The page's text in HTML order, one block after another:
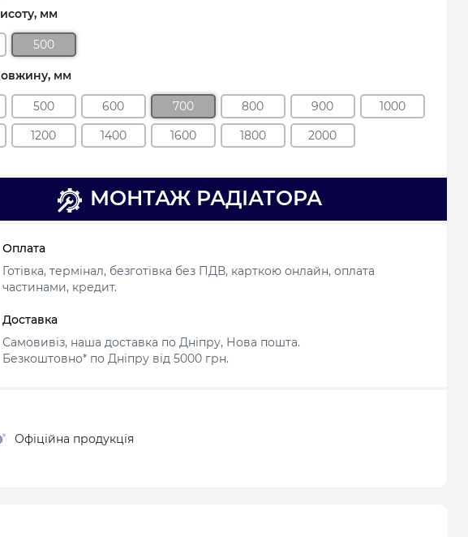
мм
500
мм
500 600 700 800 900
1000
1200 1400 1600 1800 2000
МОНТАЖ РАДІАТОРА
Оплата
Готівка, термінал, безготівка без ПДВ, карткою онлайн, оплата
частинами, кредит.
Доставка
Самовивіз, наша доставка по Дніпру, Нова пошта.
Безкоштовно* по Дніпру від 5000 грн.
Офіційна продукція